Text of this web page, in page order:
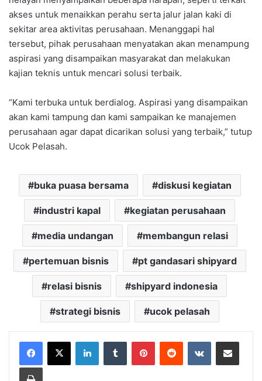
akses untuk menaikkan perahu serta jalur jalan kaki di
sekitar area aktivitas perusahaan. Menanggapi hal
tersebut, pihak perusahaan menyatakan akan menampung
aspirasi yang disampaikan masyarakat dan melakukan
kajian teknis untuk mencari solusi terbaik.
“Kami terbuka untuk berdialog. Aspirasi yang disampaikan
akan kami tampung dan kami sampaikan ke manajemen
perusahaan agar dapat dicarikan solusi yang terbaik,” tutup
Ucok Pelasah.
buka puasa bersama diskusi kegiatan
industri kapal kegiatan perusahaan
media undangan membangun relasi
pertemuan bisnis pt gandasari shipyard
relasi bisnis shipyard indonesia
strategi bisnis ucok pelasah
LinkedInTumblr PinterestReddit VKontakteShare via Email
Print